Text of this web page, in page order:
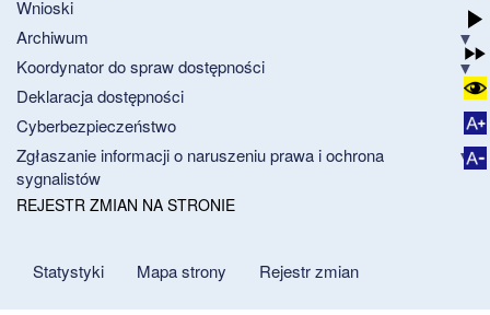
Wnioski
Archiwum
Koordynator do spraw dostępności
Deklaracja dostępności
Cyberbezpieczeństwo
Zgłaszanie informacji o naruszeniu prawa i ochrona
sygnalistów
REJESTR ZMIAN NA STRONIE
Statystyki Mapa strony Rejestr zmian